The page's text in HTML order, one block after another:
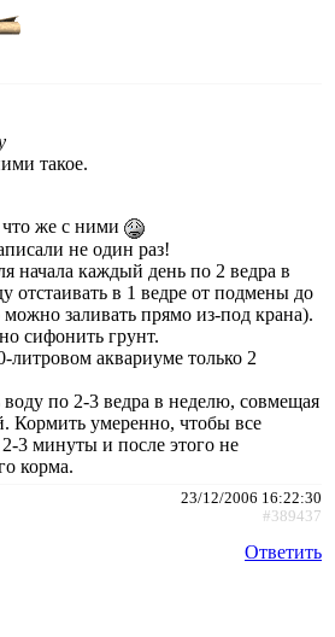
такое.
же с ними
не один раз!
начала каждый день по 2 ведра в
отстаивать в 1 ведре от подмены до
заливать прямо из-под крана).
сифонить грунт.
литровом аквариуме только 2
по 2-3 ведра в неделю, совмещая
Кормить умеренно, чтобы все
3 минуты и после этого не
корма.
23/12/2006 16:22:30
#389437
Ответить